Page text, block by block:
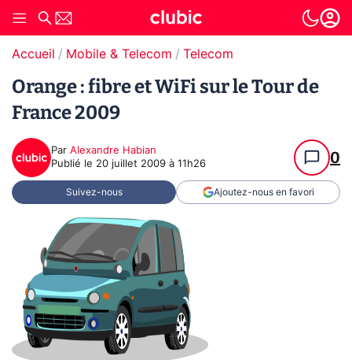
Accueil Mobile & Telecom Telecom
Orange : fibre et WiFi sur le Tour de
France 2009
Par Alexandre Habian
Publié le 20 juillet 2009 à 11h26 0
Suivez-nous Ajoutez-nous en favori